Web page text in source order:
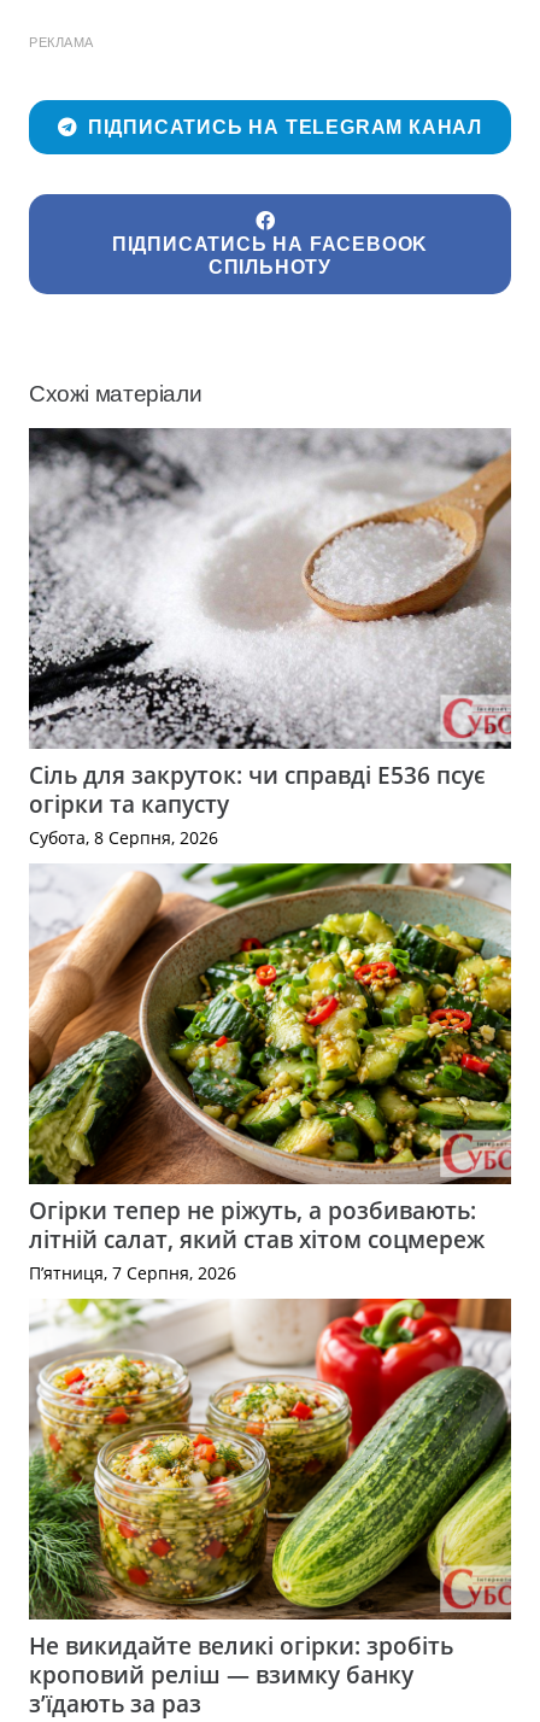
РЕКЛАМА
ПІДПИСАТИСЬ НА TELEGRAM КАНАЛ
ПІДПИСАТИСЬ НА FACEBOOK
СПІЛЬНОТУ
Схожі матеріали
Сіль для закруток: чи справді Е536 псує
огірки та капусту
Субота, 8 Серпня, 2026
Огірки тепер не ріжуть, а розбивають:
літній салат, який став хітом соцмереж
П’ятниця, 7 Серпня, 2026
Не викидайте великі огірки: зробіть
кроповий реліш — взимку банку
з’їдають за раз